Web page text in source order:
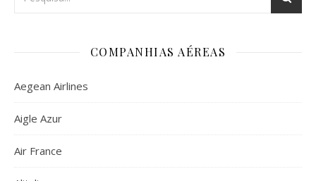
COMPANHIAS AÉREAS
Aegean Airlines
Aigle Azur
Air France